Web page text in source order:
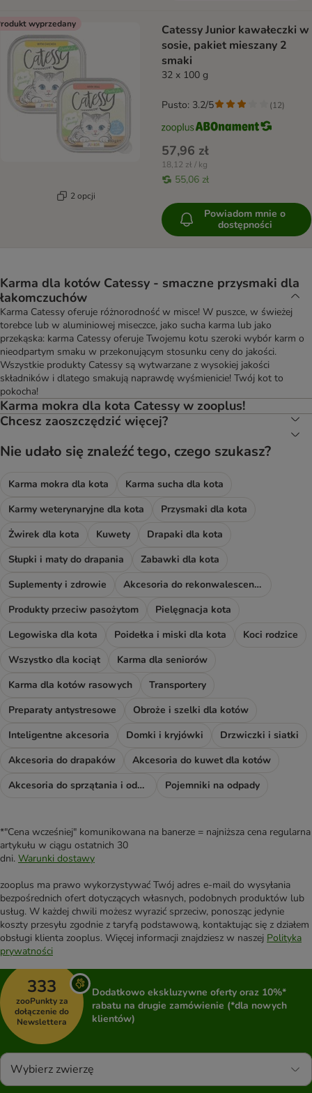
wyprzedany
2 opcji
Catessy Junior kawałeczki w
sosie, pakiet mieszany 2
smaki
32 x 100 g
57,96 zł
18,12 zł / kg
55,06 zł
Pusto: 3.2/5 (12)
Powiadom mnie o
dostępności
Karma dla kotów Catessy - smaczne przysmaki dla
łakomczuchów
Karma Catessy oferuje różnorodność w misce! W puszce, w świeżej
torebce lub w aluminiowej miseczce, jako sucha karma lub jako
przekąska: karma Catessy oferuje Twojemu kotu szeroki wybór karm o
nieodpartym smaku w przekonującym stosunku ceny do jakości.
Wszystkie produkty Catessy są wytwarzane z wysokiej jakości
składników i dlatego smakują naprawdę wyśmienicie! Twój kot to
pokocha!
Karma mokra dla kota Catessy w zooplus!
Chcesz zaoszczędzić więcej?
Nie udało się znaleźć tego, czego szukasz?
Karma mokra dla kota
Karma sucha dla kota
Karmy weterynaryjne dla kota
Przysmaki dla kota
Żwirek dla kota
Kuwety
Drapaki dla kota
Słupki i maty do drapania
Zabawki dla kota
Suplementy i zdrowie
Akcesoria do rekonwalescencji
Produkty przeciw pasożytom
Pielęgnacja kota
Legowiska dla kota
Poidełka i miski dla kota
Koci rodzice
Wszystko dla kociąt
Karma dla seniorów
Karma dla kotów rasowych
Transportery
Preparaty antystresowe
Obroże i szelki dla kotów
Inteligentne akcesoria
Domki i kryjówki
Drzwiczki i siatki
Akcesoria do drapaków
Akcesoria do kuwet dla kotów
Akcesoria do sprzątania i odświeżacze
Pojemniki na odpady
*"Cena wcześniej" komunikowana na banerze = najniższa cena regularna
artykułu w ciągu ostatnich 30
dni. Warunki dostawy
zooplus ma prawo wykorzystywać Twój adres e-mail do wysyłania
bezpośrednich ofert dotyczących własnych, podobnych produktów lub
usług. W każdej chwili możesz wyrazić sprzeciw, ponosząc jedynie
koszty przesyłu zgodnie z taryfą podstawową, kontaktując się z działem
obsługi klienta zooplus. Więcej informacji znajdziesz w naszej Polityka
prywatności
333
zooPunkty za
dołączenie do
Newslettera
Dodatkowo ekskluzywne oferty oraz 10%*
rabatu na drugie zamówienie (*dla nowych
klientów)
Wybierz zwierzę